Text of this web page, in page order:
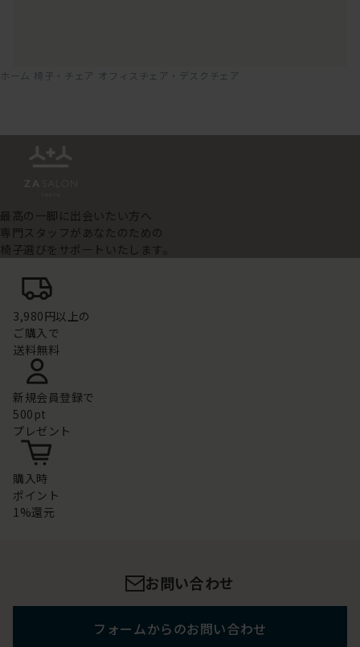
ホーム 椅子・チェア オフィスチェア・デスクチェア
最高の一脚に出会いたい方へ
専門スタッフがあなたのための
椅子選びをサポートいたします。
3,980円以上の
ご購入で
送料無料
新規会員登録で
500pt
プレゼント
購入時
ポイント
1%還元
お問い合わせ
フォームからのお問い合わせ